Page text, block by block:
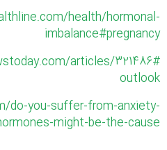
health/hormonal-
imbalance#pregnancy
articles/321486#
outlook
do-you-suffer-from-anxiety-
might-be-the-cause/